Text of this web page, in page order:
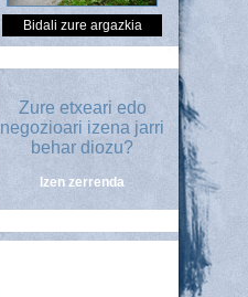
Bidali zure argazkia
Zure etxeari edo
negozioari izena jarri
behar diozu?
Izen zerrenda